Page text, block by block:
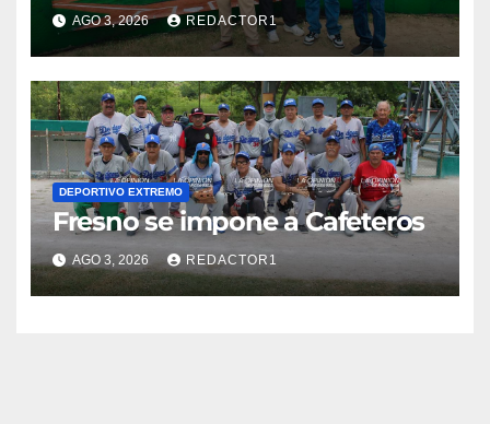
AGO 3, 2026 REDACTOR1
DEPORTIVO EXTREMO
Fresno se impone a Cafeteros
AGO 3, 2026 REDACTOR1